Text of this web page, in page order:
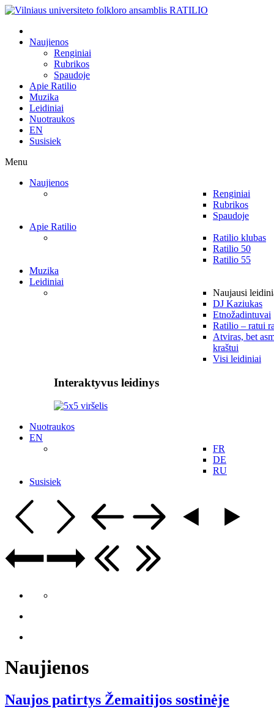
Naujienos
Renginiai
Rubrikos
Spaudoje
Apie Ratilio
Muzika
Leidiniai
Nuotraukos
EN
Susisiek
Menu
Naujienos
Renginiai
Rubrikos
Spaudoje
Apie Ratilio
Ratilio klubas
Ratilio 50
Ratilio 55
Muzika
Leidiniai
Naujausi
DJ Kaziukas
Etnožadintuvai
Ratilio – ratui
Atviras, bet
kraštui
Visi leidiniai
Interaktyvus leidinys
Nuotraukos
EN
FR
DE
RU
Susisiek
Naujienos
Naujos patirtys Žemaitijos sostinėje